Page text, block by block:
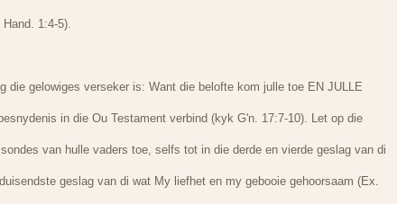
1:4-5).
die gelowiges verseker is: Want die belofte kom julle toe EN JULLE
in die Ou Testament verbind (kyk G'n. 17:7-10). Let op die
van hulle vaders toe, selfs tot in die derde en vierde geslag van di
geslag van di wat My liefhet en my gebooie gehoorsaam (Ex.